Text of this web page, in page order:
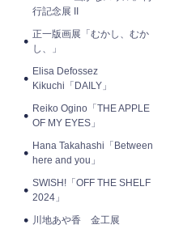
行記念展 II
正一版画展「むかし、むか
し、」
Elisa Defossez
Kikuchi「DAILY」
Reiko Ogino「THE APPLE
OF MY EYES」
Hana Takahashi「Between
here and you」
SWISH!「OFF THE SHELF
2024」
川地あや香 金工展